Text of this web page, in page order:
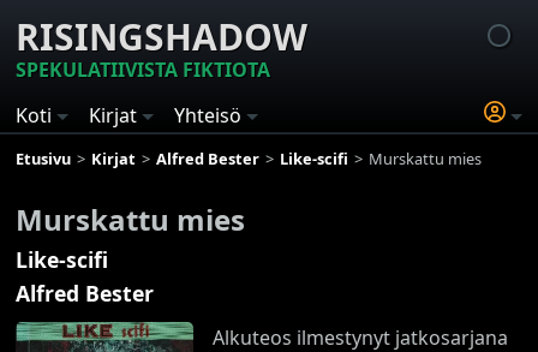
RISINGSHADOW
SPEKULATIIVISTA FIKTIOTA
Koti
Kirjat Yhteisö
Etusivu Kirjat Alfred Bester Like-scifi Murskattu mies
Murskattu mies
Like-scifi
Alfred Bester
Alkuteos ilmestynyt jatkosarjana